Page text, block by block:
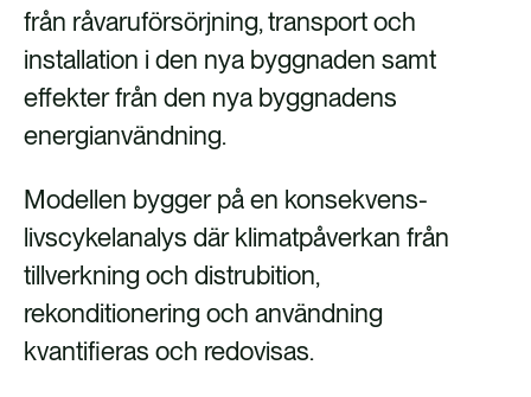
från råvaruförsörjning, transport och
installation i den nya byggnaden samt
effekter från den nya byggnadens
energianvändning.
Modellen bygger på en konsekvens-
livscykelanalys där klimatpåverkan från
tillverkning och distrubition,
rekonditionering och användning
kvantifieras och redovisas.